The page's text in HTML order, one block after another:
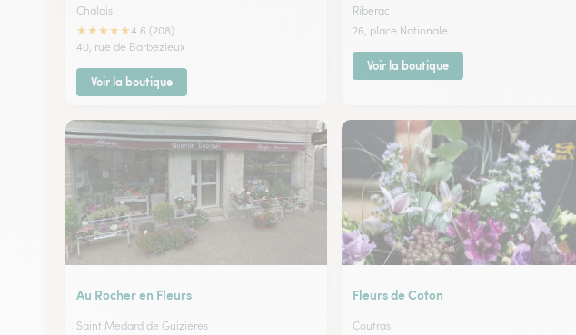
Chalais
★★★★★4.6 (208)
40, rue de Barbezieux
Voir la boutique
Riberac
26, place Nationale
Voir la boutique
Au Rocher en Fleurs
Saint Medard de Guizieres
Fleurs de Coton
Coutras